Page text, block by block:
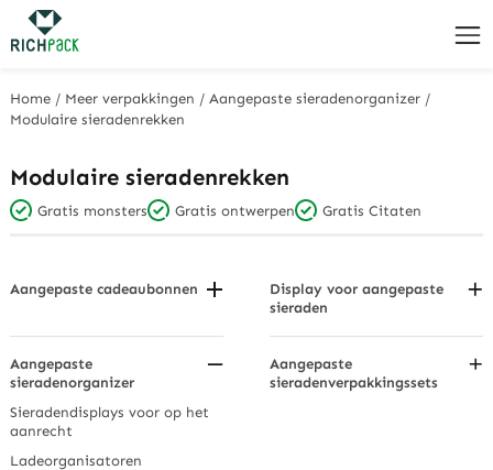
Home / Meer verpakkingen /Aangepaste sieradenorganizer /
Modulaire sieradenrekken
Modulaire sieradenrekken
Gratis monsters Gratis ontwerpen Gratis Citaten
Aangepaste cadeaubonnen
Vakantie- en trouwlabels
Sieraden displaykaarten
Gepersonaliseerde
cadeaulabels
Display voor aangepaste
sieraden
Armband/armband display
Weergavesets
Oorbellen Displays
Aangepaste
sieradenorganizer
Sieradendisplays voor op het
aanrecht
Ladeorganisatoren
Aangepaste
sieradenverpakkingssets